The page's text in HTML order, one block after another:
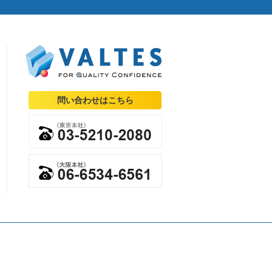
問い合わせはこちら